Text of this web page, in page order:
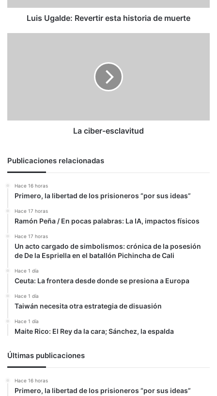
Luis Ugalde: Revertir esta historia de muerte
La ciber-esclavitud
Publicaciones relacionadas
Hace 16 horas
Primero, la libertad de los prisioneros “por sus ideas”
Hace 17 horas
Ramón Peña / En pocas palabras: La IA, impactos físicos
Hace 17 horas
Un acto cargado de simbolismos: crónica de la posesión
de De la Espriella en el batallón Pichincha de Cali
Hace 1 día
Ceuta: La frontera desde donde se presiona a Europa
Hace 1 día
Taiwán necesita otra estrategia de disuasión
Hace 1 día
Maite Rico: El Rey da la cara; Sánchez, la espalda
Últimas publicaciones
Hace 16 horas
Primero, la libertad de los prisioneros “por sus ideas”